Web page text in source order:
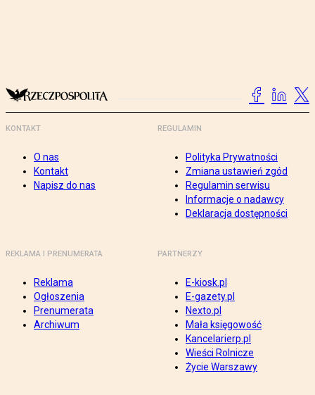
KONTAKT
O nas
Kontakt
Napisz do nas
REGULAMIN
Polityka Prywatności
Zmiana ustawień zgód
Regulamin serwisu
Informacje o nadawcy
Deklaracja dostępności
REKLAMA I PRENUMERATA
Reklama
Ogłoszenia
Prenumerata
Archiwum
PARTNERZY
E-kiosk.pl
E-gazety.pl
Nexto.pl
Mała księgowość
Kancelarierp.pl
Wieści Rolnicze
Życie Warszawy